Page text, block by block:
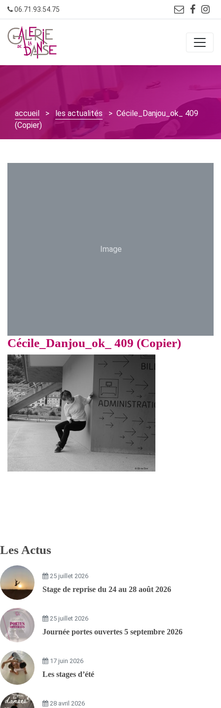
Skip
to
content
06.71.93.54.75
accueil > les actualités > Cécile_Danjou_ok_ 409
(Copier)
Image
Cécile_Danjou_ok_ 409 (Copier)
Les Actus
25 juillet 2026
Stage de reprise du 24 au 28 août 2026
25 juillet 2026
Journée portes ouvertes 5 septembre 2026
17 juin 2026
Les stages d’été
28 avril 2026